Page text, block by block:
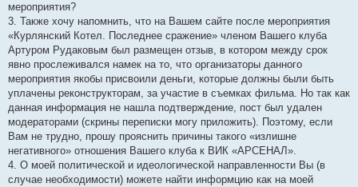
мероприятия?
3. Также хочу напомнить, что на Вашем сайте после мероприятия
«Курлянский Котел. Последнее сражение» членом Вашего клуба
Артуром Рудаковым был размещен отзыв, в котором между срок
явно прослеживался намек на то, что организаторы данного
мероприятия якобы присвоили деньги, которые должны были быть
уплачены реконструкторам, за участие в съемках фильма. Но так как
данная информация не нашла подтверждение, пост был удален
модераторами (скрины переписки могу приложить). Поэтому, если
Вам не трудно, прошу прояснить причины такого «излишне
негативного» отношения Вашего клуба к ВИК «АРСЕНАЛ».
4. О моей политической и идеологической направленности Вы (в
случае необходимости) можете найти информцию как на моей